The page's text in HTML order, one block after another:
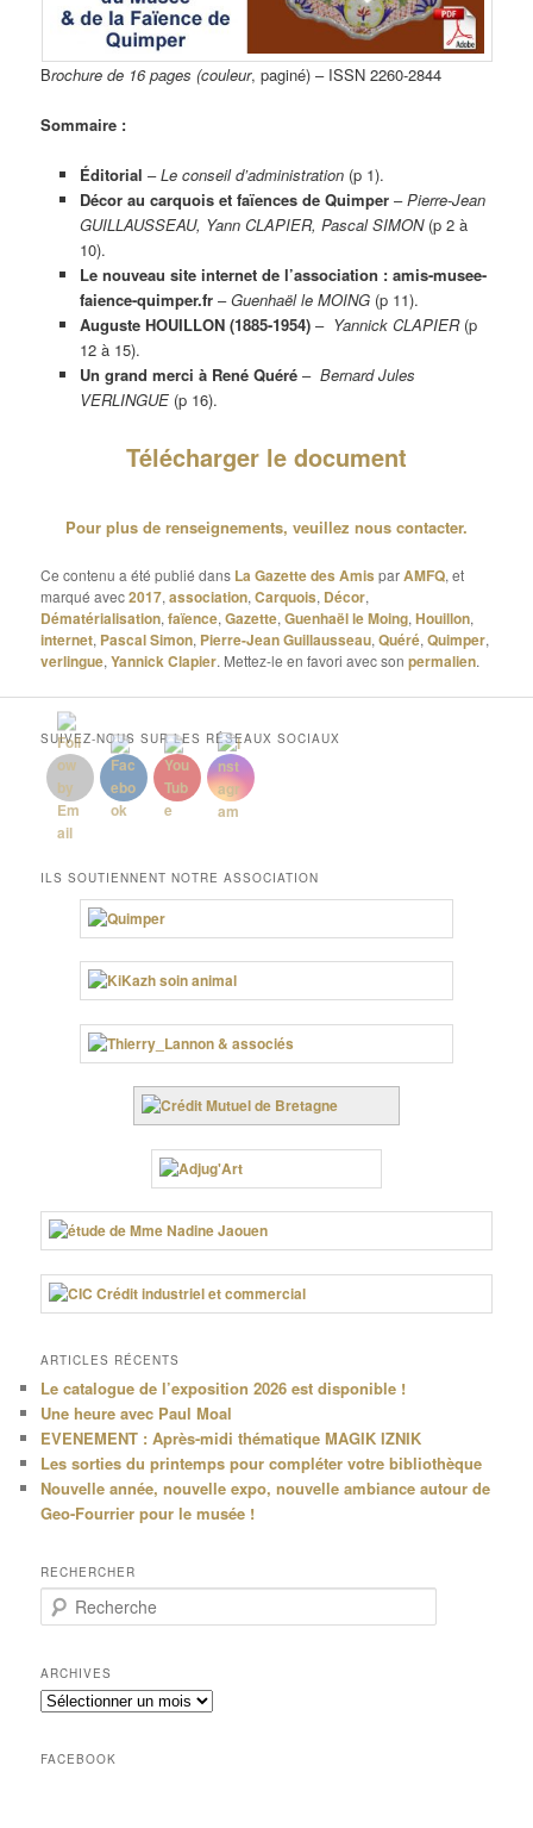
Brochure de 16 pages (couleur, paginé) – ISSN 2260-2844
Sommaire :
Éditorial –Le conseil d’administration(p 1).
Décor au carquois et faïences de Quimper–Pierre-Jean
GUILLAUSSEAU, Yann CLAPIER, Pascal SIMON(p 2 à
10).
Le nouveau site internet de l’association : amis-musee-
faience-quimper.fr–Guenhaël le MOING(p 11).
Auguste HOUILLON (1885-1954)– Yannick CLAPIER(p
12 à 15).
Un grand merci à René Quéré– Bernard Jules
VERLINGUE(p 16).
Télécharger le document
Pour plus de renseignements, veuillez nous contacter.
Ce contenu a été publié dans La Gazette des Amis parAMFQ, et
marqué avec2017,association,Carquois, Décor,
Dématérialisation,faïence,Gazette,Guenhaël le Moing,Houillon,
internet, Pascal Simon, Pierre-Jean Guillausseau,Quéré,Quimper,
verlingue,Yannick Clapier. Mettez-le en favori avec sonpermalien.
SUIVEZ-NOUS SUR LES RÉSEAUX SOCIAUX
ILS SOUTIENNENT NOTRE ASSOCIATION
ARTICLES RÉCENTS
Le catalogue de l’exposition 2026 est disponible !
Une heure avec Paul Moal
EVENEMENT : Après-midi thématique MAGIK IZNIK
Les sorties du printemps pour compléter votre bibliothèque
Nouvelle année, nouvelle expo, nouvelle ambiance autour de
Geo-Fourrier pour le musée !
RECHERCHER
e
h
e
r
h
ARCHIVES
Archives
FACEBOOK